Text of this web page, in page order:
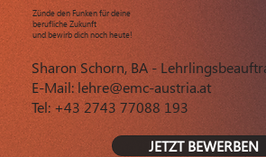
Zünde den Funken für deine
berufliche Zukunft
und bewirb dich noch heute!
Sharon Schorn, BA -
E-Mail:lehre@emc-austria.at
Tel: +43 2743 77088 193
JETZT BEWERBEN